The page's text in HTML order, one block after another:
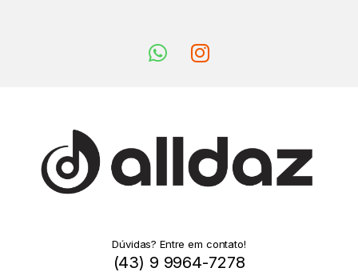
Dúvidas? Entre em contato!
(43) 9 9964-7278